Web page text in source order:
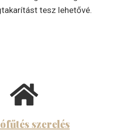
tesz lehetővé.
szerelés